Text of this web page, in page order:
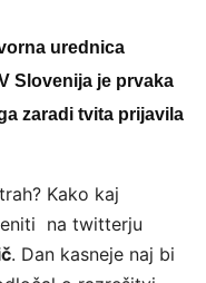
urednica
Slovenija je prvaka
zaradi tvita prijavila
Kako kaj
na twitterju
. Dan kasneje naj bi